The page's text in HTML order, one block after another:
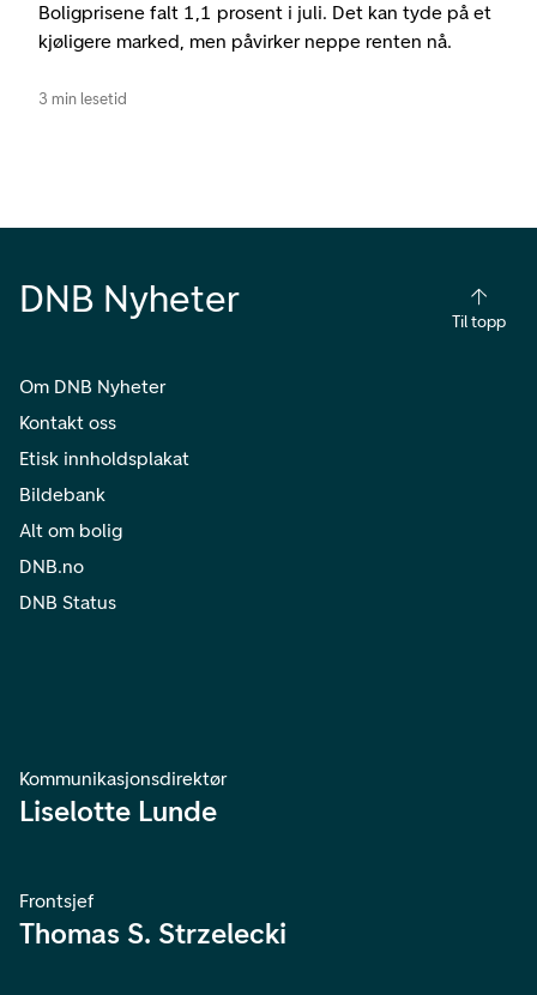
Boligprisene falt 1,1 prosent i juli. Det kan tyde på et
kjøligere marked, men påvirker neppe renten nå.
3 min lesetid
DNB Nyheter
Til topp
Om DNB Nyheter
Kontakt oss
Etisk innholdsplakat
Bildebank
Alt om bolig
DNB.no
DNB Status
Kommunikasjonsdirektør
Liselotte Lunde
Frontsjef
Thomas S. Strzelecki